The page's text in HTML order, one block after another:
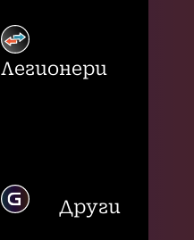
Легионери
Други